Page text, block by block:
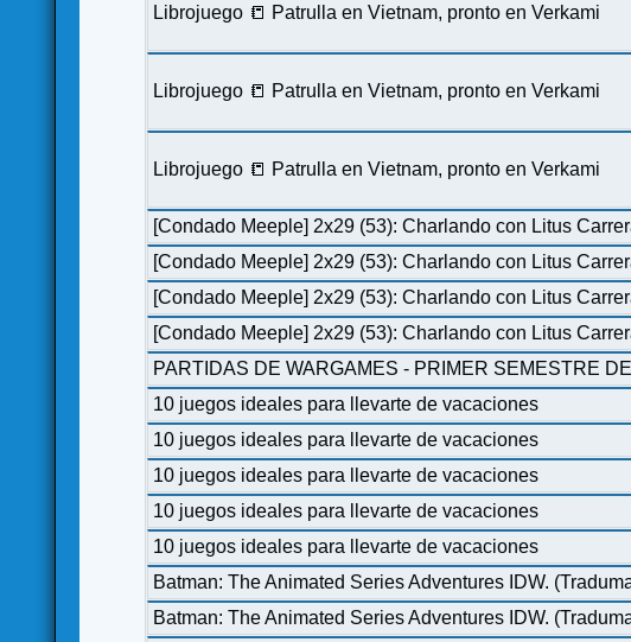
Librojuego 📒 Patrulla en Vietnam, pronto en Verkami
Librojuego 📒 Patrulla en Vietnam, pronto en Verkami
Librojuego 📒 Patrulla en Vietnam, pronto en Verkami
[Condado Meeple] 2x29 (53): Charlando con Litus
[Condado Meeple] 2x29 (53): Charlando con Litus
[Condado Meeple] 2x29 (53): Charlando con Litus
[Condado Meeple] 2x29 (53): Charlando con Litus
PARTIDAS DE WARGAMES - PRIMER SEMESTRE
10 juegos ideales para llevarte de vacaciones
10 juegos ideales para llevarte de vacaciones
10 juegos ideales para llevarte de vacaciones
10 juegos ideales para llevarte de vacaciones
10 juegos ideales para llevarte de vacaciones
Batman: The Animated Series Adventures IDW.
Batman: The Animated Series Adventures IDW.